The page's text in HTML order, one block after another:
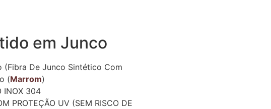
em Junco
(Fibra De Junco Sintético Com
(Marrom)
INOX 304
PROTEÇÃO UV (SEM RISCO DE